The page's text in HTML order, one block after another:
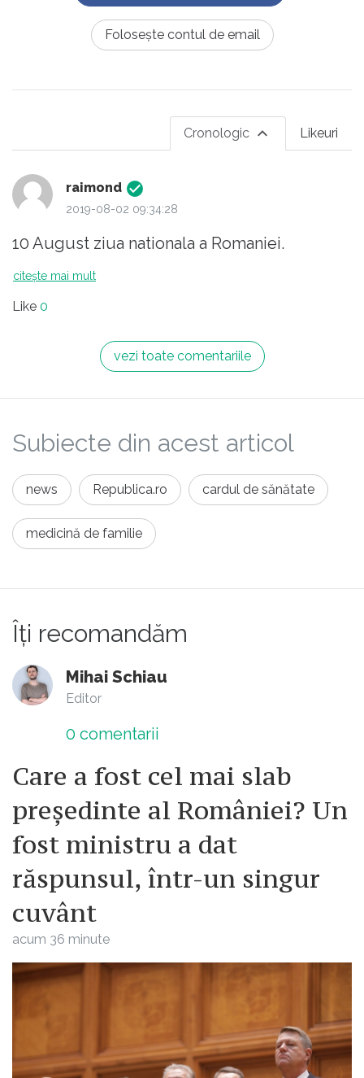
Folosește contul de email
Likeuri
Cronologic
raimond
2019-08-02 09:34:28
10 August ziua nationala a Romaniei.
citește mai mult
Like 0
vezi toate comentariile
Subiecte din acest articol
news Republica.ro cardul de sănătate
medicină de familie
Îți recomandăm
Mihai Schiau
Editor
0 comentarii
Care a fost cel mai slab
președinte al României? Un
fost ministru a dat
răspunsul, într-un singur
cuvânt
acum 36 minute